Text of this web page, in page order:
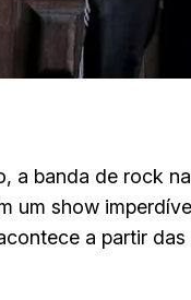
a banda de rock
um show
a partir